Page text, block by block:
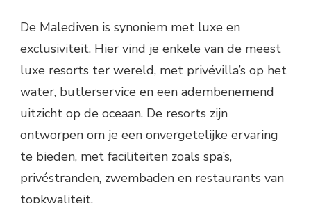
De Malediven is synoniem met luxe en
exclusiviteit. Hier vind je enkele van de meest
luxe resorts ter wereld, met privévilla’s op het
water, butlerservice en een adembenemend
uitzicht op de oceaan. De resorts zijn
ontworpen om je een onvergetelijke ervaring
te bieden, met faciliteiten zoals spa’s,
privéstranden, zwembaden en restaurants van
topkwaliteit.